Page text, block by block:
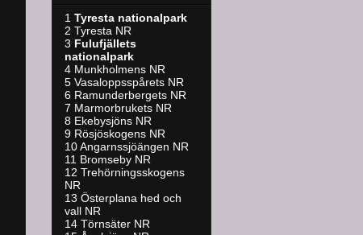
1 Tyresta nationalpark
2 Tyresta NR
3 Fulufjällets
nationalpark
4 Munkholmens NR
5 Vasaloppsspårets NR
6 Ramunderbergets NR
7 Marmorbrukets NR
8 Ekebysjöns NR
9 Rösjöskogens NR
10 Angarnssjöängen NR
11 Bromseby NR
12 Trehörningsskogens
NR
13 Österplana hed och
vall NR
14 Törnsäter NR